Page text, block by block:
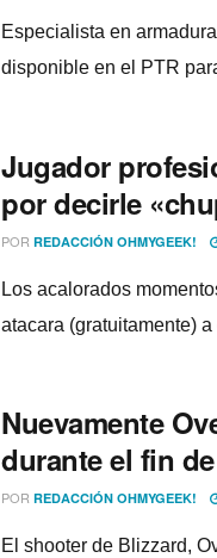
Especialista en
disponible en el PTR
Jugador
por decirle
POR REDACCIÓN OHMYGEEK!
Los acalorados
atacara (gratuitamente)
Nuevamente
durante el fin
POR REDACCIÓN OHMYGEEK!
El shooter de Blizzard,